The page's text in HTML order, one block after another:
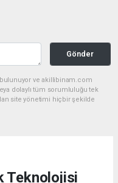
Gönder
bulunuyor ve akillibinam.com
dolaylı tüm sorumluluğu tek
site yönetimi hiçbir şekilde
Teknolojisi